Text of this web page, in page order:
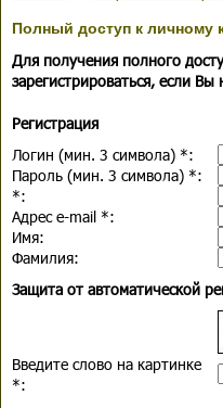
Полный доступ к личному
Для получения полного
зарегистрироваться, если
Регистрация
Логин (мин. 3 символа) *:
Пароль (мин. 3 символа) *:
*:
Адрес e-mail *:
Имя:
Фамилия:
Защита от автоматической
Введите слово на картинке
*: